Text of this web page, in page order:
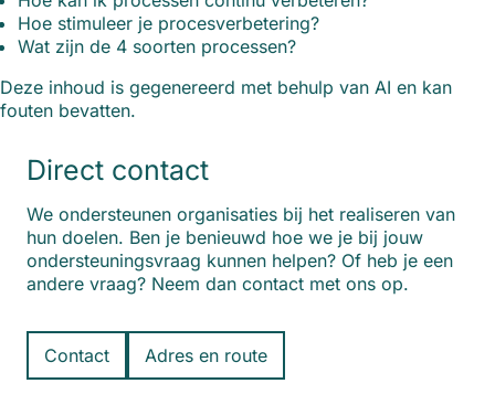
Hoe stimuleer je procesverbetering?
Wat zijn de 4 soorten processen?
Deze inhoud is gegenereerd met behulp van AI en kan
fouten bevatten.
Direct contact
We ondersteunen organisaties bij het realiseren van
hun doelen. Ben je benieuwd hoe we je bij jouw
ondersteuningsvraag kunnen helpen? Of heb je een
andere vraag? Neem dan contact met ons op.
Contact Adres en route